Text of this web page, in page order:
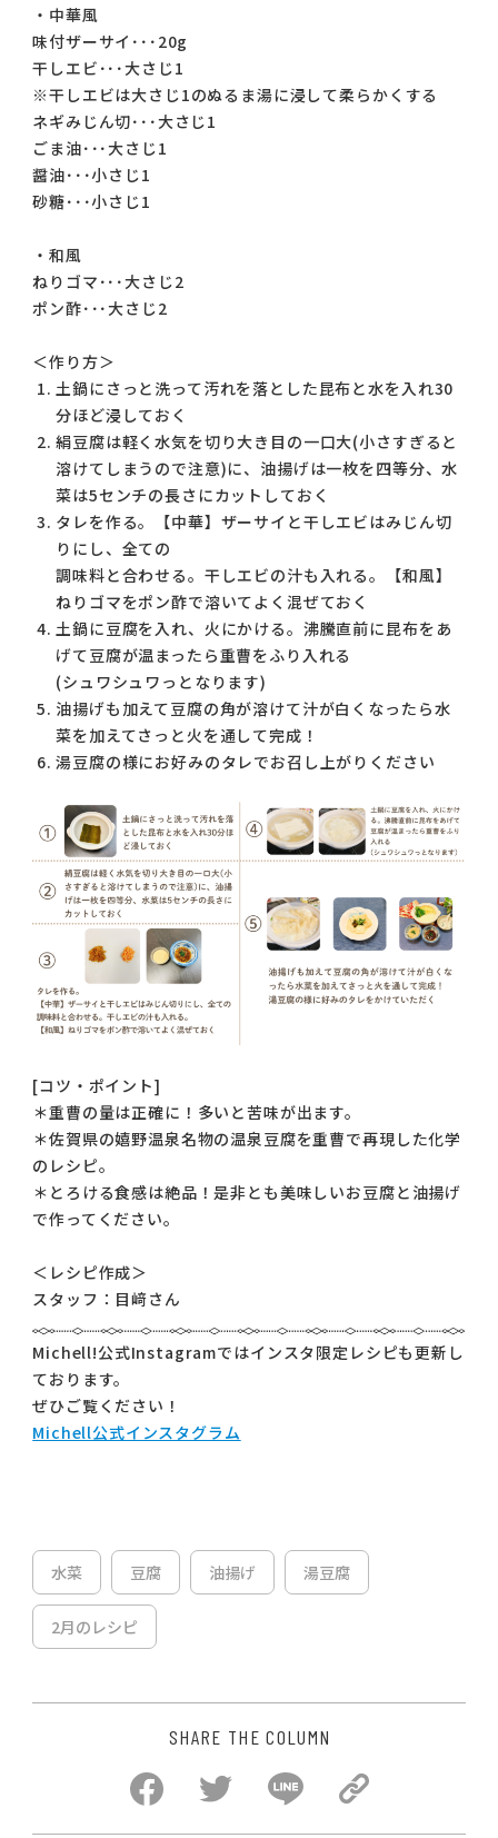
・中華風
味付ザーサイ･･･20g
干しエビ･･･大さじ1
※干しエビは大さじ1のぬるま湯に浸して柔らかくする
ネギみじん切･･･大さじ1
ごま油･･･大さじ1
醤油･･･小さじ1
砂糖･･･小さじ1
・和風
ねりゴマ･･･大さじ2
ポン酢･･･大さじ2
＜作り方＞
土鍋にさっと洗って汚れを落とした昆布と水を入れ30
分ほど浸しておく
絹豆腐は軽く水気を切り大き目の一口大(小さすぎると
溶けてしまうので注意)に、油揚げは一枚を四等分、水
菜は5センチの長さにカットしておく
タレを作る。【中華】ザーサイと干しエビはみじん切
りにし、全ての
調味料と合わせる。干しエビの汁も入れる。【和風】
ねりゴマをポン酢で溶いてよく混ぜておく
土鍋に豆腐を入れ、火にかける。沸騰直前に昆布をあ
げて豆腐が温まったら重曹をふり入れる
(シュワシュワっとなります)
油揚げも加えて豆腐の角が溶けて汁が白くなったら水
菜を加えてさっと火を通して完成！
湯豆腐の様にお好みのタレでお召し上がりください
[コツ・ポイント]
＊重曹の量は正確に！多いと苦味が出ます。
＊佐賀県の嬉野温泉名物の温泉豆腐を重曹で再現した化学
のレシピ。
＊とろける食感は絶品！是非とも美味しいお豆腐と油揚げ
で作ってください。
＜レシピ作成＞
スタッフ：目﨑さん
Michell!公式Instagramではインスタ限定レシピも更新し
ております。
ぜひご覧ください！
Michell公式インスタグラム
水菜 豆腐 油揚げ 湯豆腐
2月のレシピ
SHARE THE COLUMN